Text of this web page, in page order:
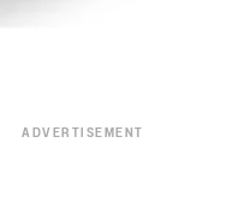
ADVERTISEMENT